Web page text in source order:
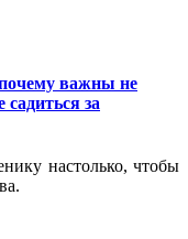
важны не
за
настолько, чтобы